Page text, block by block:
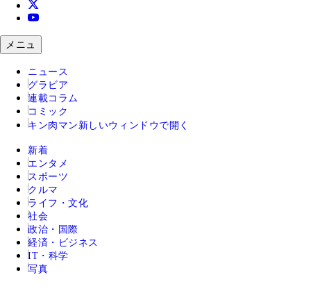
メニュ
ニュース
グラビア
連載コラム
コミック
キン肉マン 新しいウィンドウで開く
新着
エンタメ
スポーツ
クルマ
ライフ・文化
社会
政治・国際
経済・ビジネス
IT・科学
写真